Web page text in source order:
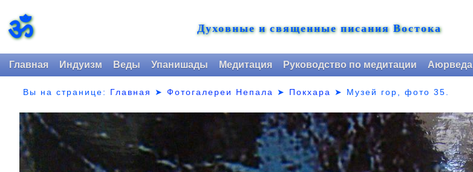
ॐ Духовные и священные писания Востока
Главная Индуизм Веды Упанишады Медитация Руководство по медитации Аюрведа
Вы на странице: Главная ➤Фотогалереи Непала ➤ Покхара ➤ Музей гор,фото 35.